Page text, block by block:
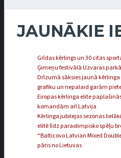
JAUNĀKIE
Grīdas kērlings un 30 citas
Ģimeņu festivālā Uzvaras parkā
Drīzumā sāksies jaunā
grafiku un nepalaid garām
Eiropas kērlinga elite
komandām arī Latvija
Kērlinga jubilejas sezonas
elitē līdz paraolimpisko spēļu
“Balticovo Latvian Mixed
pāris no Lietuvas